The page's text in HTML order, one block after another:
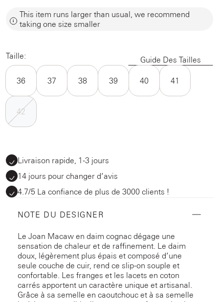
This item runs larger than usual, we recommend
taking one size smaller
Taille: Guide Des Tailles
36 37 38 39 40 41
42
Livraison rapide, 1-3 jours
14 jours pour changer d’avis
4.7/5 La confiance de plus de 3000 clients !
NOTE DU DESIGNER
Le Joan Macaw en daim cognac dégage une
sensation de chaleur et de raffinement. Le daim
doux, légèrement plus épais et composé d’une
seule couche de cuir, rend ce slip-on souple et
confortable. Les franges et les lacets en coton
carrés apportent un caractère unique et artisanal.
Grâce à sa semelle en caoutchouc et à sa semelle